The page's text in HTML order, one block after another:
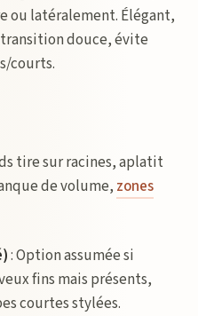
ou latéralement. Élégant,
douce, évite
courts.
tire sur racines, aplatit
de volume, zones
: Option assumée si
fins mais présents,
courtes stylées.